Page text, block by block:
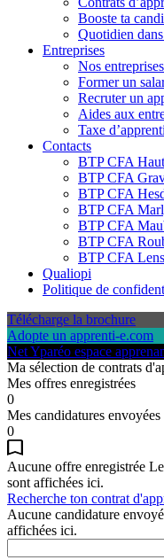
Booste ta
Quotidien
Entreprises
Nos
Former un
Recruter un
Aides aux
Taxe
Contacts
BTP CFA
BTP CFA
BTP CFA
BTP CFA
BTP CFA
BTP CFA
BTP CFA Lens
Qualiopi
Politique de
Télécharge la brochure
Adopte un apprenti-e.com
Net Yparéo espace
Ma sélection de contrats
Mes offres enregistrées
0
Mes candidatures envoyées
0
Aucune offre enregistrée
sont affichées ici.
Recherche ton contrat
Aucune candidature
affichées ici.